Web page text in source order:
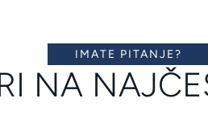
IMATE PITANJE?
NA